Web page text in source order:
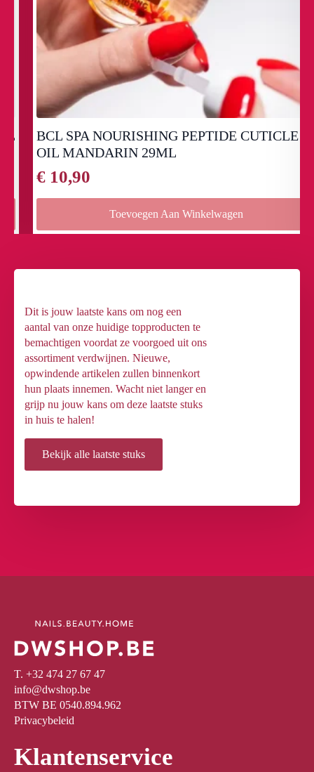
BCL SPA NOURISHING PEPTIDE CUTICLE
OIL MANDARIN 29ML
10,90
Toevoegen Aan Winkelwagen
Dit is jouw laatste kans om nog een
aantal van onze huidige topproducten te
bemachtigen voordat ze voorgoed uit ons
assortiment verdwijnen. Nieuwe,
opwindende artikelen zullen binnenkort
hun plaats innemen. Wacht niet langer en
grijp nu jouw kans om deze laatste stuks
in huis te halen!
Bekijk alle laatste stuks
T. +32 474 27 67 47
info@dwshop.be
BTW BE 0540.894.962
Privacybeleid
Klantenservice